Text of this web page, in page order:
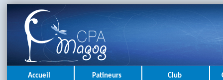
Accueil Patineurs Club